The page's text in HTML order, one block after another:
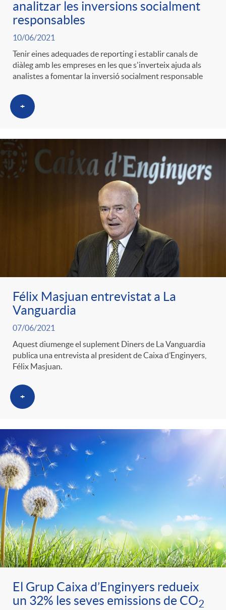
analitzar les inversions socialment
responsables
10/06/2021
Tenir eines adequades de reporting i establir canals de
diàleg amb les empreses en les que s'inverteix ajuda als
analistes a fomentar la inversió socialment responsable
+
Félix Masjuan entrevistat a La
Vanguardia
07/06/2021
Aquest diumenge el suplement Diners de La Vanguardia
publica una entrevista al president de Caixa d’Enginyers,
Félix Masjuan.
+
El Grup Caixa d’Enginyers redueix
un 32% les seves emissions de CO2